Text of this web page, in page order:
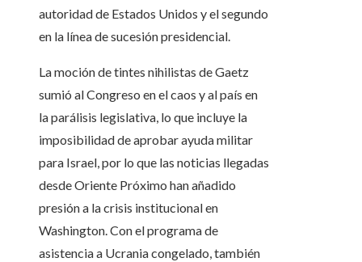
autoridad de Estados Unidos y el segundo
en la línea de sucesión presidencial.
La moción de tintes nihilistas de Gaetz
sumió al Congreso en el caos y al país en
la parálisis legislativa, lo que incluye la
imposibilidad de aprobar ayuda militar
para Israel, por lo que las noticias llegadas
desde Oriente Próximo han añadido
presión a la crisis institucional en
Washington. Con el programa de
asistencia a Ucrania congelado, también